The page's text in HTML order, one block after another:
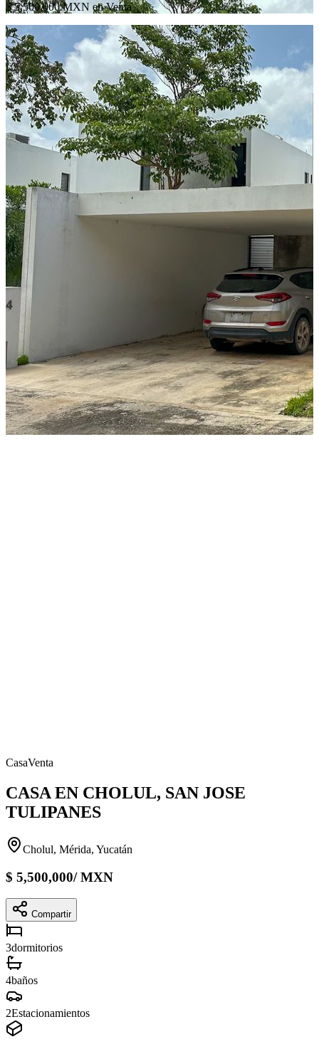
$ 5,500,000 MXN en Venta
CasaVenta
CASA EN CHOLUL, SAN JOSE
TULIPANES
Cholul, Mérida, Yucatán
$ 5,500,000/MXN
Compartir
3dormitorios
4baños
2Estacionamientos